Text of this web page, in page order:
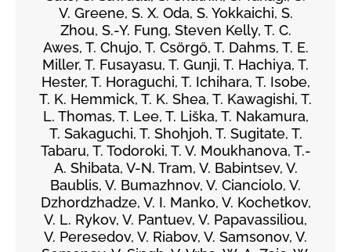
V. Greene, S. X. Oda, S. Yokkaichi, S.
Zhou, S.-Y. Fung, Steven Kelly, T. C.
Awes, T. Chujo, T. Csörgő, T. Dahms, T. E.
Miller, T. Fusayasu, T. Gunji, T. Hachiya, T.
Hester, T. Horaguchi, T. Ichihara, T. Isobe,
T. K. Hemmick, T. K. Shea, T. Kawagishi, T.
L. Thomas, T. Lee, T. Liška, T. Nakamura,
T. Sakaguchi, T. Shohjoh, T. Sugitate, T.
Tabaru, T. Todoroki, T. V. Moukhanova, T.-
A. Shibata, V-N. Tram, V. Babintsev, V.
Baublis, V. Bumazhnov, V. Cianciolo, V.
Dzhordzhadze, V. I. Manko, V. Kochetkov,
V. L. Rykov, V. Pantuev, V. Papavassiliou,
V. Peresedov, V. Riabov, V. Samsonov, V.